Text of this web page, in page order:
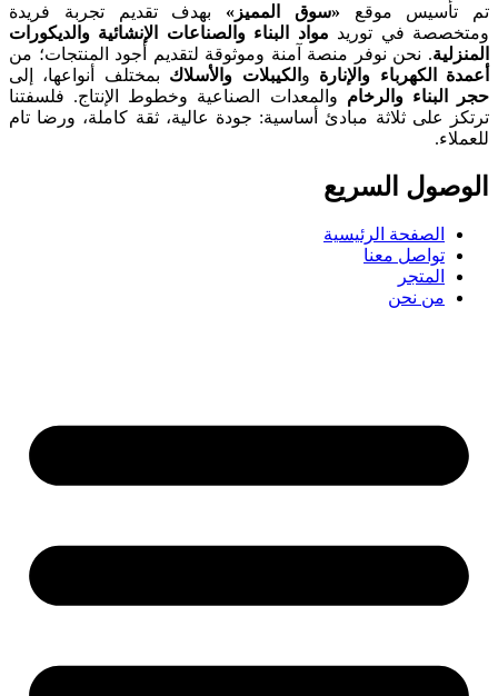
تم تأسيس موقع «سوق المميز» بهدف تقديم تجربة فريدة
ومتخصصة في توريد مواد البناء والصناعات الإنشائية والديكورات
المنزلية. نحن نوفر منصة آمنة وموثوقة لتقديم أجود المنتجات؛ من
أعمدة الكهرباء والإنارة و الكيبلات والأسلاك بمختلف أنواعها، إلى
حجر البناء والرخام والمعدات الصناعية وخطوط الإنتاج. فلسفتنا
ترتكز على ثلاثة مبادئ أساسية: جودة عالية، ثقة كاملة، ورضا تام
للعملاء.
الوصول السریع
الصفحة الرئيسية
تواصل معنا
المتجر
من نحن